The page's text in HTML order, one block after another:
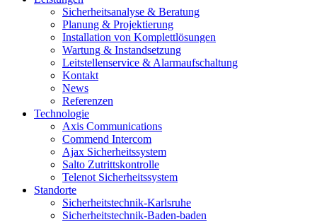
Sicherheitsanalyse & Beratung
Planung & Projektierung​
Installation von Komplettlösungen
Wartung & Instandsetzung
Leitstellenservice & Alarmaufschaltung
Kontakt
News
Referenzen
Technologie
Axis Communications
Commend Intercom
Ajax Sicherheitssystem​
Salto Zutrittskontrolle
Telenot Sicherheitssystem
Standorte
Sicherheitstechnik-Karlsruhe
Sicherheitstechnik-Baden-baden